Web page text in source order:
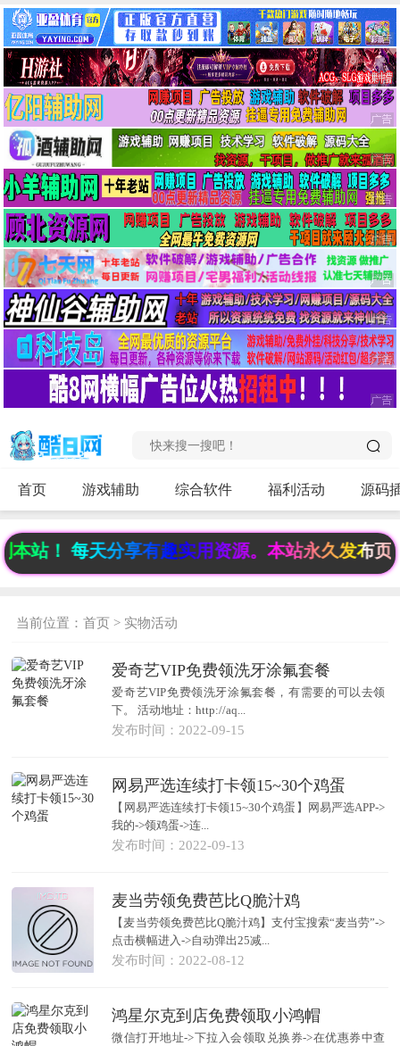
首页 游戏辅助 综合软件 福利活动 源码
站！ 每天分享有趣实用资源。本站永久发布页
当前位置：首页 > 实物活动
爱奇艺VIP免费领洗牙涂氟套餐
爱奇艺VIP免费领洗牙涂氟套餐，有需要的可以去领
下。 活动地址：http://aq...
发布时间：2022-09-15
网易严选连续打卡领15~30个鸡蛋
【网易严选连续打卡领15~30个鸡蛋】网易严选APP->
我的->领鸡蛋->连...
发布时间：2022-09-13
麦当劳领免费芭比Q脆汁鸡
【麦当劳领免费芭比Q脆汁鸡】支付宝搜索“麦当劳”->
点击横幅进入->自动弹出25减...
发布时间：2022-08-12
鸿星尔克到店免费领取小鸿帽
微信打开地址->下拉入会领取兑换券->在优惠券中查